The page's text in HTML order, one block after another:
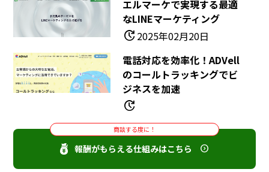
エルマーケで実現する最適
なLINEマーケティング
update2025年02月20日
電話対応を効率化！ADVell
のコールトラッキングでビ
ジネスを加速
update
商談する度に！
報酬がもらえる仕組みはこちら